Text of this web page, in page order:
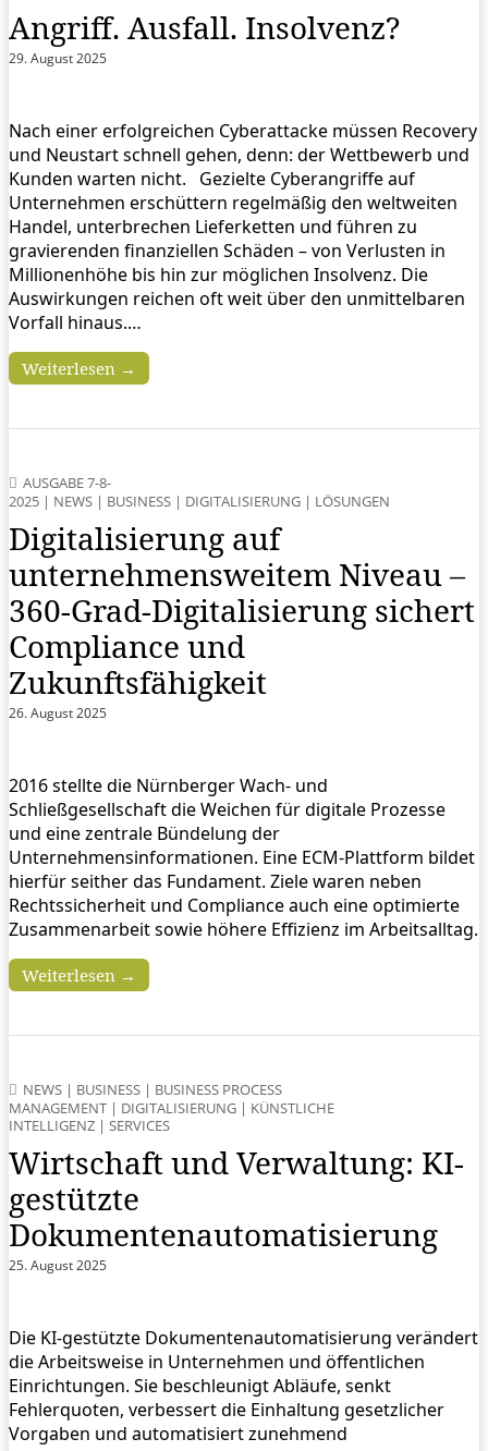
Angriff. Ausfall. Insolvenz?
29. August 2025
Nach einer erfolgreichen Cyberattacke müssen Recovery
und Neustart schnell gehen, denn: der Wettbewerb und
Kunden warten nicht. Gezielte Cyberangriffe auf
Unternehmen erschüttern regelmäßig den weltweiten
Handel, unterbrechen Lieferketten und führen zu
gravierenden finanziellen Schäden – von Verlusten in
Millionenhöhe bis hin zur möglichen Insolvenz. Die
Auswirkungen reichen oft weit über den unmittelbaren
Vorfall hinaus.…
Weiterlesen →
AUSGABE 7-8-
2025 | NEWS | BUSINESS | DIGITALISIERUNG | LÖSUNGEN
Digitalisierung auf
unternehmensweitem Niveau –
360-Grad-Digitalisierung sichert
Compliance und
Zukunftsfähigkeit
26. August 2025
2016 stellte die Nürnberger Wach- und
Schließgesellschaft die Weichen für digitale Prozesse
und eine zentrale Bündelung der
Unternehmensinformationen. Eine ECM-Plattform bildet
hierfür seither das Fundament. Ziele waren neben
Rechtssicherheit und Compliance auch eine optimierte
Zusammenarbeit sowie höhere Effizienz im Arbeitsalltag.
Weiterlesen →
NEWS | BUSINESS | BUSINESS PROCESS
MANAGEMENT | DIGITALISIERUNG | KÜNSTLICHE
INTELLIGENZ | SERVICES
Wirtschaft und Verwaltung: KI-
gestützte
Dokumentenautomatisierung
25. August 2025
Die KI-gestützte Dokumentenautomatisierung verändert
die Arbeitsweise in Unternehmen und öffentlichen
Einrichtungen. Sie beschleunigt Abläufe, senkt
Fehlerquoten, verbessert die Einhaltung gesetzlicher
Vorgaben und automatisiert zunehmend